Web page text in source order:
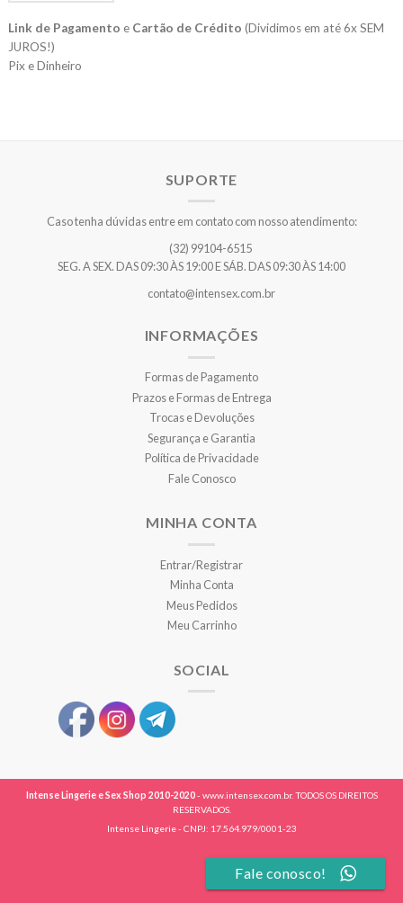
Link de Pagamento e Cartão de Crédito (Dividimos em até 6x SEM
JUROS!)
Pix e Dinheiro
SUPORTE
Caso tenha dúvidas entre em contato com nosso atendimento:
(32) 99104-6515
SEG. A SEX. DAS 09:30 ÀS 19:00 E SÁB. DAS 09:30 ÀS 14:00
contato@intensex.com.br
INFORMAÇÕES
Formas de Pagamento
Prazos e Formas de Entrega
Trocas e Devoluções
Segurança e Garantia
Política de Privacidade
Fale Conosco
MINHA CONTA
Entrar/Registrar
Minha Conta
Meus Pedidos
Meu Carrinho
SOCIAL
Intense Lingerie e Sex Shop 2010-2020- www.intensex.com.br. TODOS OS DIREITOS
RESERVADOS.
Intense Lingerie - CNPJ: 17.564.979/0001-23
Fale conosco!